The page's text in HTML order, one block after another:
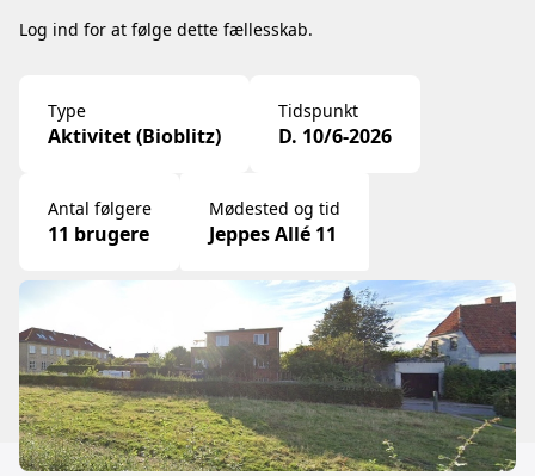
Log ind for at følge dette fællesskab.
Type
Aktivitet (Bioblitz)
Tidspunkt
D. 10/6-2026
Antal følgere
11 brugere
Mødested og tid
Jeppes Allé 11